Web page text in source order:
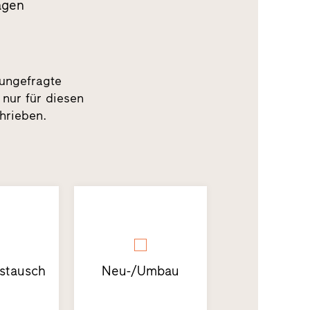
für diesen
Neu-/Umbau